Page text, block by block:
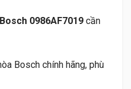
0986AF7019 cần
Bosch chính hãng, phù